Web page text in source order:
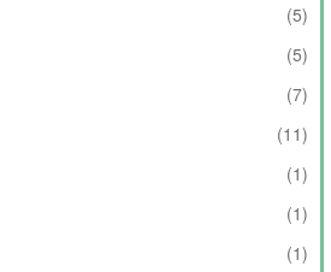
(5)
(5)
(7)
(11)
(1)
(1)
(1)